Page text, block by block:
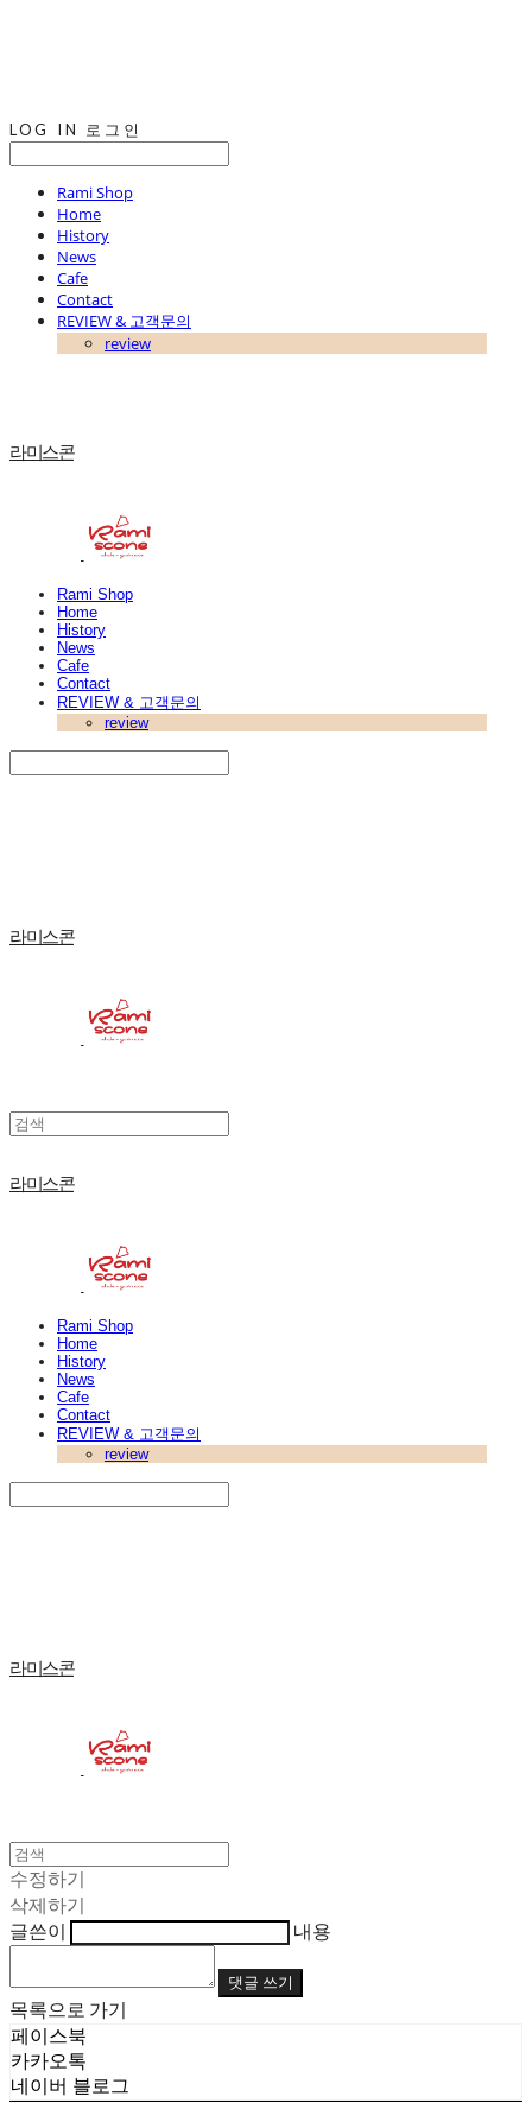
LOG IN 로그인
Rami Shop
Home
History
News
Cafe
Contact
REVIEW & 고객문의
review
라미스콘
Rami Shop
Home
History
News
Cafe
Contact
REVIEW & 고객문의
review
라미스콘
라미스콘
Rami Shop
Home
History
News
Cafe
Contact
REVIEW & 고객문의
review
라미스콘
수정하기
삭제하기
글쓴이
내용
댓글 쓰기
목록으로 가기
페이스북
카카오톡
네이버 블로그